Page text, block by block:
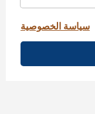
سياسة الخصوصية